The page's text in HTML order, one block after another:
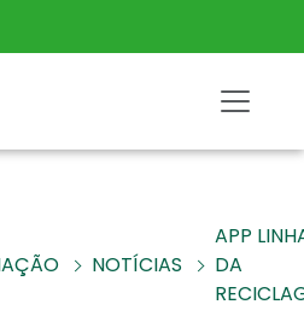
NOTÍCIAS
APP
DA